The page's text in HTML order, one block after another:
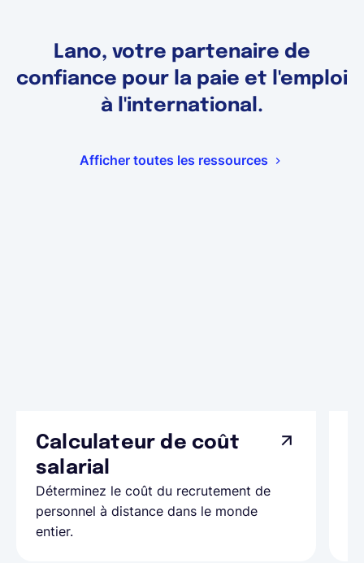
Lano, votre partenaire de
confiance pour la paie et l'emploi
à l'international.
Afficher toutes les ressources
Calculateur de coût
salarial
Déterminez le coût du recrutement de
personnel à distance dans le monde
entier.